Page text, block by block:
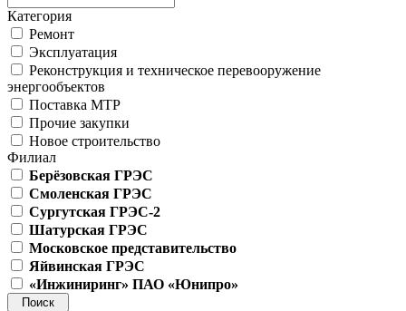
Категория
Ремонт
Эксплуатация
Реконструкция и техническое перевооружение
энергообъектов
Поставка МТР
Прочие закупки
Новое строительство
Филиал
Берёзовская ГРЭС
Смоленская ГРЭС
Сургутская ГРЭС-2
Шатурская ГРЭС
Московское представительство
Яйвинская ГРЭС
«Инжиниринг» ПАО «Юнипро»